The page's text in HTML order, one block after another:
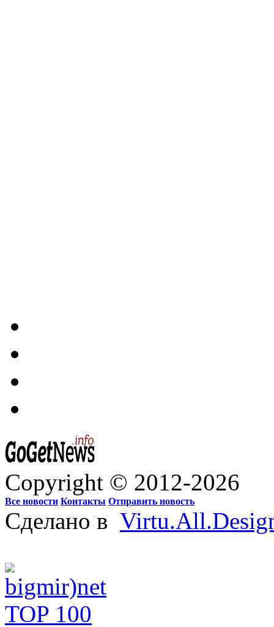
Copyright © 2012-2026
Все новости Контакты Отправить новость
Сделано в